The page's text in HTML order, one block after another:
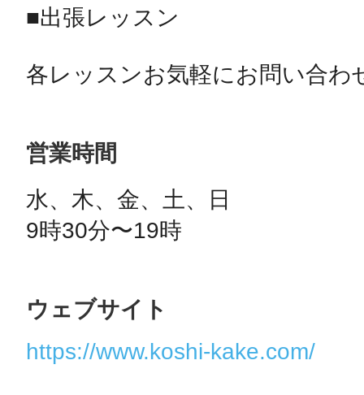
■出張レッスン
各レッスンお気軽にお問い合わ
営業時間
水、木、金、土、日
9時30分〜19時
ウェブサイト
https://www.koshi-kake.com/